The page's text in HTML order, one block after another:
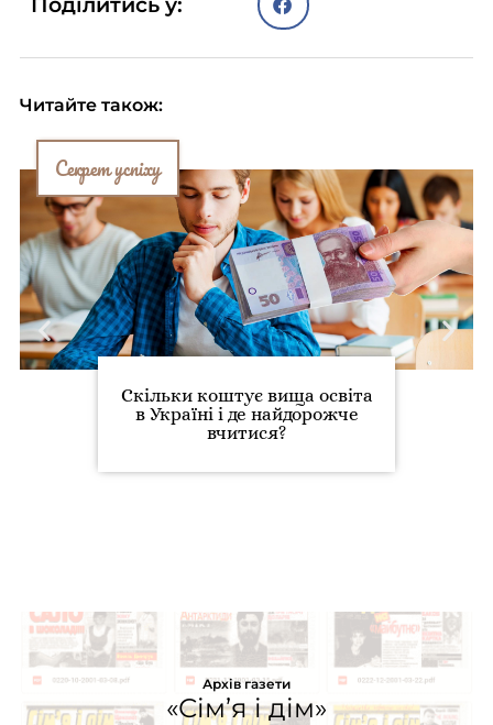
Читайте також:
Секрет успіху
Скільки коштує вища освіта
в Україні і де найдорожче
вчитися?
Архів газети
«Сім’я і дім»